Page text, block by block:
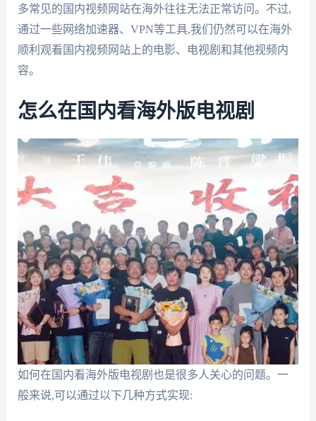
多常见的国内视频网站在海外往往无法正常访问。不过,
通过一些网络加速器、VPN等工具,我们仍然可以在海外
顺利观看国内视频网站上的电影、电视剧和其他视频内
容。
怎么在国内看海外版电视剧
如何在国内看海外版电视剧也是很多人关心的问题。一
般来说,可以通过以下几种方式实现: